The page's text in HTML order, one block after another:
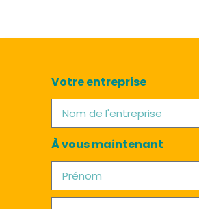
Votre entreprise
À vous maintenant